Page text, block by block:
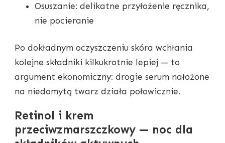
Osuszanie: delikatne przyłożenie ręcznika,
nie pocieranie
Po dokładnym oczyszczeniu skóra wchłania
kolejne składniki kilkukrotnie lepiej — to
argument ekonomiczny: drogie serum nałożone
na niedomytą twarz działa połowicznie.
Retinol i krem
przeciwzmarszczkowy — noc dla